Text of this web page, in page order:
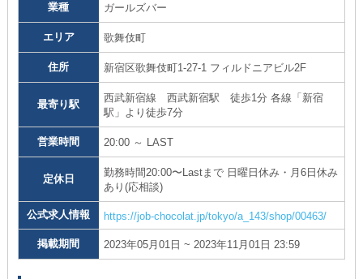
業種 ガールズバー
エリア 歌舞伎町
住所 新宿区歌舞伎町1-27-1 フィルドニアビル2F
最寄り駅
西武新宿線 西武新宿駅 徒歩1分 各線「新宿
駅」より徒歩7分
営業時間 20:00 ～ LAST
定休日
勤務時間20:00〜Lastまで 日曜日休み・月6日休み
あり(応相談)
公式求人情報 https://job-chocolat.jp/tokyo/a_143/shop/00463/
掲載期間 2023年05月01日 ~ 2023年11月01日 23:59